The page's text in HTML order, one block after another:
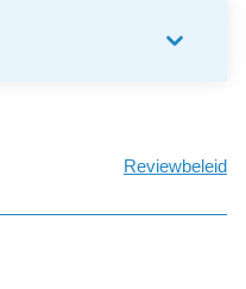
sterren Reviewbeleid